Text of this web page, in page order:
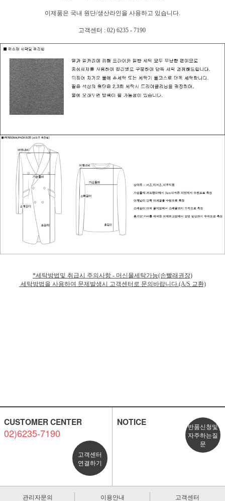
이제품은 국내 원단/생산라인을 사용하고 있습니다.
고객센터 : 02) 6235 - 7190
*세탁방법및 취급시 주의사항 - 머신물세탁가능(손빨래권장)
세탁방법을 사용하여 문제발생시 고객센터로 문의바랍니다.(A/S 교환)
CUSTOMER CENTER
02)6235-7190
고객센터
연결하기
NOTICE
반품신청및
자주하는질
문
관리자문의 이용안내 고객센터